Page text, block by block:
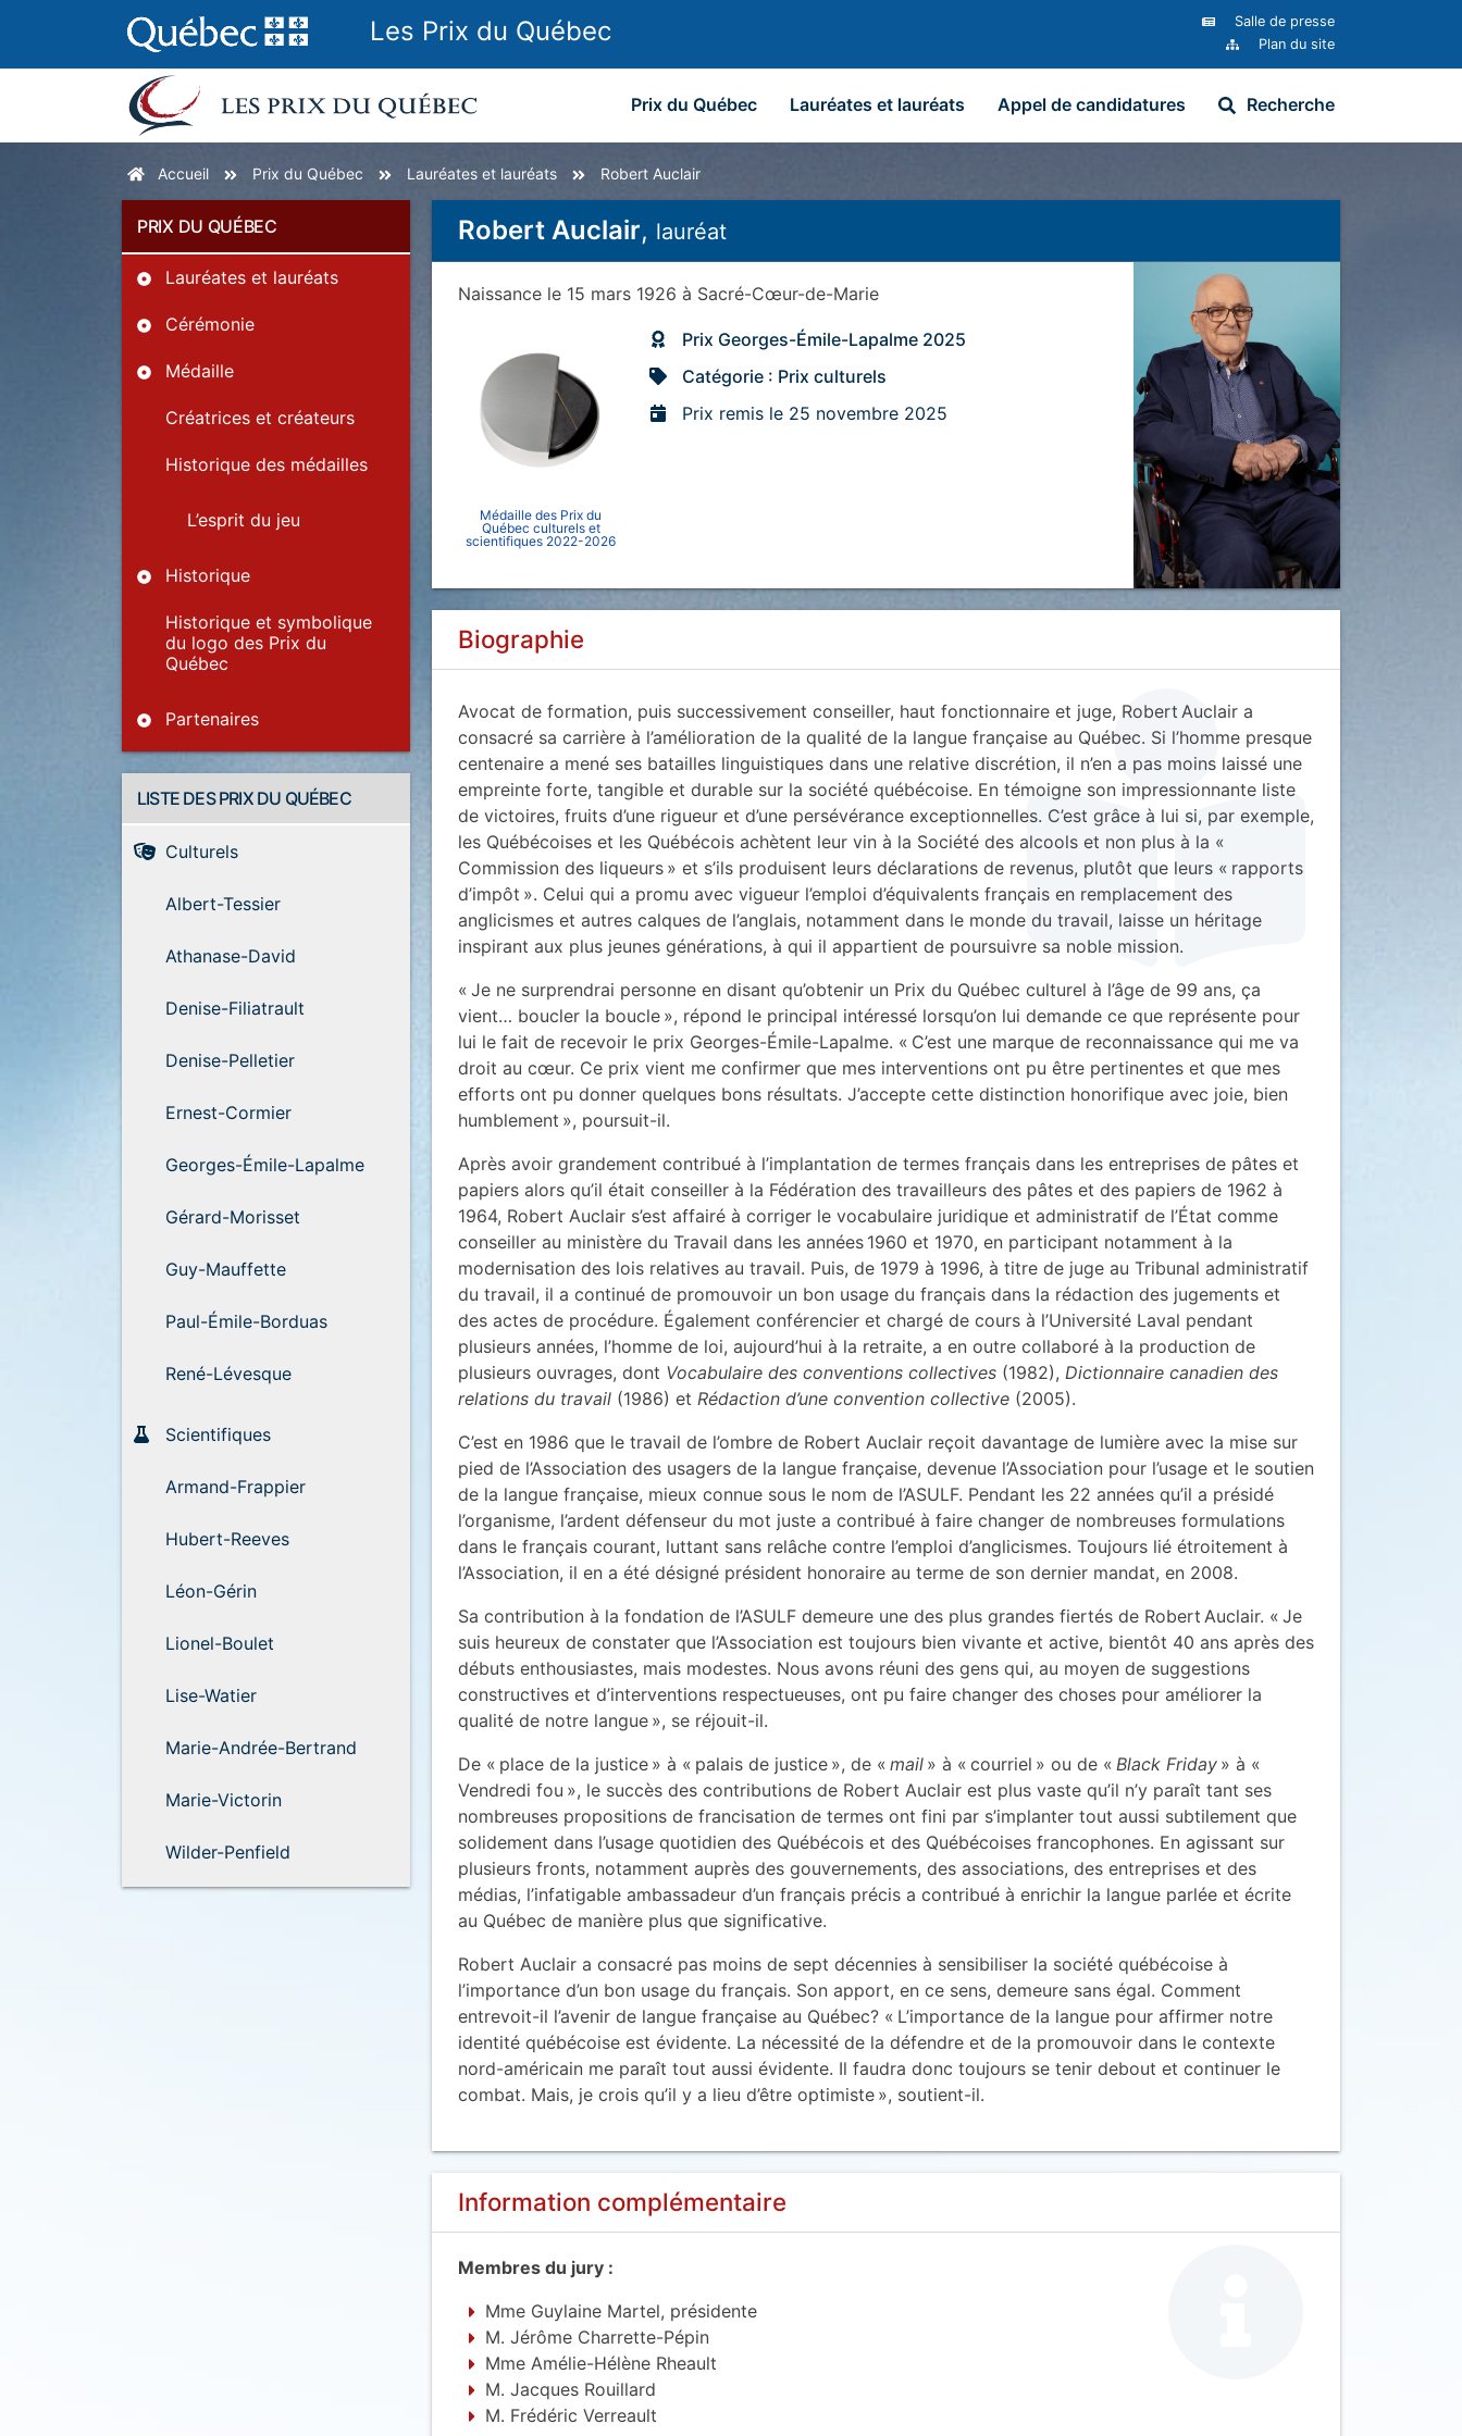
Les Prix du Québec
Salle de presse
Plan du site
Prix du Québec Lauréates et lauréats Appel de candidatures Recherche
Accueil Prix du Québec Lauréates et lauréats Robert Auclair
PRIX DU QUÉBEC
Lauréates et lauréats
Cérémonie
Médaille
Créatrices et créateurs
Historique des médailles
L’esprit du jeu
Historique
Historique et symbolique
du logo des Prix du
Québec
Partenaires
LISTE DES PRIX DU QUÉBEC
Culturels
Albert-Tessier
Athanase-David
Denise-Filiatrault
Denise-Pelletier
Ernest-Cormier
Georges-Émile-Lapalme
Gérard-Morisset
Guy-Mauffette
Paul-Émile-Borduas
René-Lévesque
Scientifiques
Armand-Frappier
Hubert-Reeves
Léon-Gérin
Lionel-Boulet
Lise-Watier
Marie-Andrée-Bertrand
Marie-Victorin
Wilder-Penfield
Robert Auclair, lauréat
Naissance le 15 mars 1926 à Sacré-Cœur-de-Marie
Médaille des Prix du
Québec culturels et
scientifiques 2022-2026
Prix Georges-Émile-Lapalme 2025
Catégorie : Prix culturels
Prix remis le 25 novembre 2025
Biographie
Avocat de formation, puis successivement conseiller, haut fonctionnaire et juge, Robert Auclair a
consacré sa carrière à l’amélioration de la qualité de la langue française au Québec. Si l’homme presque
centenaire a mené ses batailles linguistiques dans une relative discrétion, il n’en a pas moins laissé une
empreinte forte, tangible et durable sur la société québécoise. En témoigne son impressionnante liste
de victoires, fruits d’une rigueur et d’une persévérance exceptionnelles. C’est grâce à lui si, par exemple,
les Québécoises et les Québécois achètent leur vin à la Société des alcools et non plus à la «
Commission des liqueurs » et s’ils produisent leurs déclarations de revenus, plutôt que leurs « rapports
d’impôt ». Celui qui a promu avec vigueur l’emploi d’équivalents français en remplacement des
anglicismes et autres calques de l’anglais, notamment dans le monde du travail, laisse un héritage
inspirant aux plus jeunes générations, à qui il appartient de poursuivre sa noble mission.
« Je ne surprendrai personne en disant qu’obtenir un Prix du Québec culturel à l’âge de 99 ans, ça
vient… boucler la boucle », répond le principal intéressé lorsqu’on lui demande ce que représente pour
lui le fait de recevoir le prix Georges-Émile-Lapalme. « C’est une marque de reconnaissance qui me va
droit au cœur. Ce prix vient me confirmer que mes interventions ont pu être pertinentes et que mes
efforts ont pu donner quelques bons résultats. J’accepte cette distinction honorifique avec joie, bien
humblement », poursuit-il.
Après avoir grandement contribué à l’implantation de termes français dans les entreprises de pâtes et
papiers alors qu’il était conseiller à la Fédération des travailleurs des pâtes et des papiers de 1962 à
1964, Robert Auclair s’est affairé à corriger le vocabulaire juridique et administratif de l’État comme
conseiller au ministère du Travail dans les années 1960 et 1970, en participant notamment à la
modernisation des lois relatives au travail. Puis, de 1979 à 1996, à titre de juge au Tribunal administratif
du travail, il a continué de promouvoir un bon usage du français dans la rédaction des jugements et
des actes de procédure. Également conférencier et chargé de cours à l’Université Laval pendant
plusieurs années, l’homme de loi, aujourd’hui à la retraite, a en outre collaboré à la production de
plusieurs ouvrages, dont Vocabulaire des conventions collectives (1982), Dictionnaire canadien des
relations du travail (1986) et Rédaction d’une convention collective (2005).
C’est en 1986 que le travail de l’ombre de Robert Auclair reçoit davantage de lumière avec la mise sur
pied de l’Association des usagers de la langue française, devenue l’Association pour l’usage et le soutien
de la langue française, mieux connue sous le nom de l’ASULF. Pendant les 22 années qu’il a présidé
l’organisme, l’ardent défenseur du mot juste a contribué à faire changer de nombreuses formulations
dans le français courant, luttant sans relâche contre l’emploi d’anglicismes. Toujours lié étroitement à
l’Association, il en a été désigné président honoraire au terme de son dernier mandat, en 2008.
Sa contribution à la fondation de l’ASULF demeure une des plus grandes fiertés de Robert Auclair. « Je
suis heureux de constater que l’Association est toujours bien vivante et active, bientôt 40 ans après des
débuts enthousiastes, mais modestes. Nous avons réuni des gens qui, au moyen de suggestions
constructives et d’interventions respectueuses, ont pu faire changer des choses pour améliorer la
qualité de notre langue », se réjouit-il.
De « place de la justice » à « palais de justice », de « mail » à « courriel » ou de « Black Friday » à «
Vendredi fou », le succès des contributions de Robert Auclair est plus vaste qu’il n’y paraît tant ses
nombreuses propositions de francisation de termes ont fini par s’implanter tout aussi subtilement que
solidement dans l’usage quotidien des Québécois et des Québécoises francophones. En agissant sur
plusieurs fronts, notamment auprès des gouvernements, des associations, des entreprises et des
médias, l’infatigable ambassadeur d’un français précis a contribué à enrichir la langue parlée et écrite
au Québec de manière plus que significative.
Robert Auclair a consacré pas moins de sept décennies à sensibiliser la société québécoise à
l’importance d’un bon usage du français. Son apport, en ce sens, demeure sans égal. Comment
entrevoit-il l’avenir de langue française au Québec? « L’importance de la langue pour affirmer notre
identité québécoise est évidente. La nécessité de la défendre et de la promouvoir dans le contexte
nord-américain me paraît tout aussi évidente. Il faudra donc toujours se tenir debout et continuer le
combat. Mais, je crois qu’il y a lieu d’être optimiste », soutient-il.
Information complémentaire
Membres du jury :
Mme Guylaine Martel, présidente
M. Jérôme Charrette-Pépin
Mme Amélie-Hélène Rheault
M. Jacques Rouillard
M. Frédéric Verreault